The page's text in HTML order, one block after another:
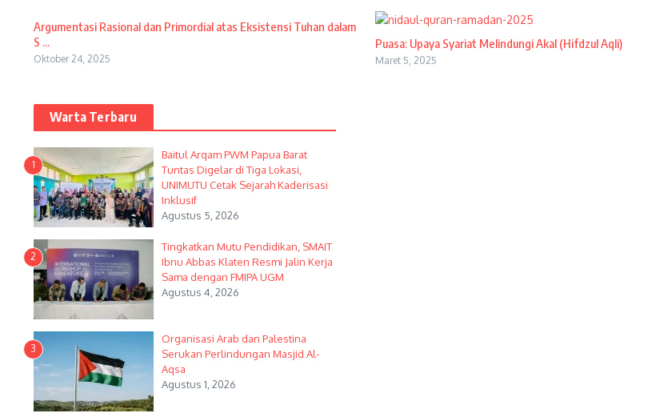
Argumentasi Rasional dan Primordial atas Eksistensi Tuhan dalam
S ...
Oktober 24, 2025
Puasa: Upaya Syariat Melindungi Akal (Hifdzul Aqli)
Maret 5, 2025
Warta Terbaru
1
Baitul Arqam PWM Papua Barat
Tuntas Digelar di Tiga Lokasi,
UNIMUTU Cetak Sejarah Kaderisasi
Inklusif
Agustus 5, 2026
2
Tingkatkan Mutu Pendidikan, SMAIT
Ibnu Abbas Klaten Resmi Jalin Kerja
Sama dengan FMIPA UGM
Agustus 4, 2026
3
Organisasi Arab dan Palestina
Serukan Perlindungan Masjid Al-
Aqsa
Agustus 1, 2026